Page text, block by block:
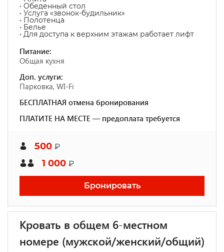
• Обеденный стол
• Услуга «звонок-будильник»
• Полотенца
• Белье
• Для доступа к верхним этажам работает лифт
Питание:
Общая кухня
Доп. услуги:
Парковка, WI-Fi
БЕСПЛАТНАЯ отмена бронирования
ПЛАТИТЕ НА МЕСТЕ — предоплата требуется
500 ₽
1 000 ₽
Бронировать
Кровать в общем 6-местном
номере (мужской/женский/общий)